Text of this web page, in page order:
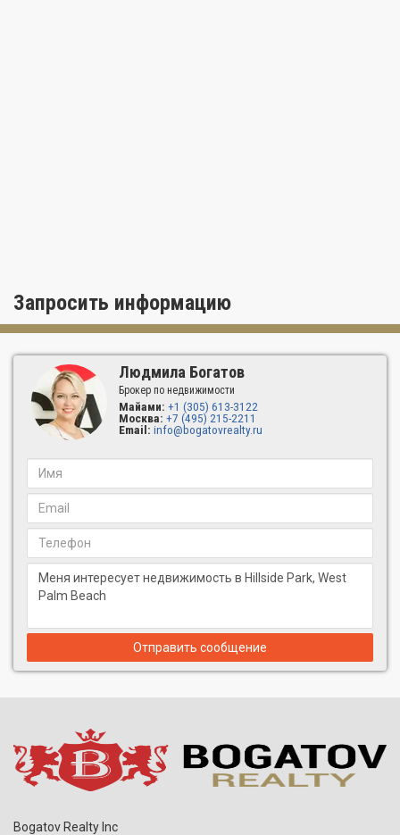
Запросить информацию
Людмила Богатов
Брокер по недвижимости
Майами: +1 (305) 613-3122
Москва: +7 (495) 215-2211
Email: info@bogatovrealty.ru
Отправить сообщение
Bogatov Realty Inc